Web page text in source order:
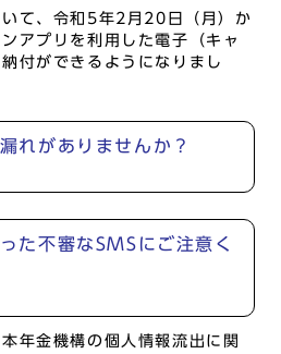
て、令和5年2月20日（月）か
アプリを利用した電子（キャ
付ができるようになりまし
れがありませんか？
た不審なSMSにご注意く
年金機構の個人情報流出に関